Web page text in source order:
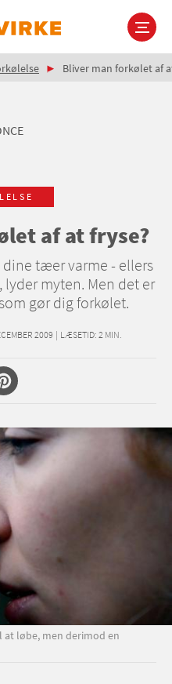
Bliver man forkølet af
af at fryse?
tæer varme - ellers
myten. Men det er
gør dig forkølet.
2009 | LÆSETID: 2 MIN.
løbe, men derimod en